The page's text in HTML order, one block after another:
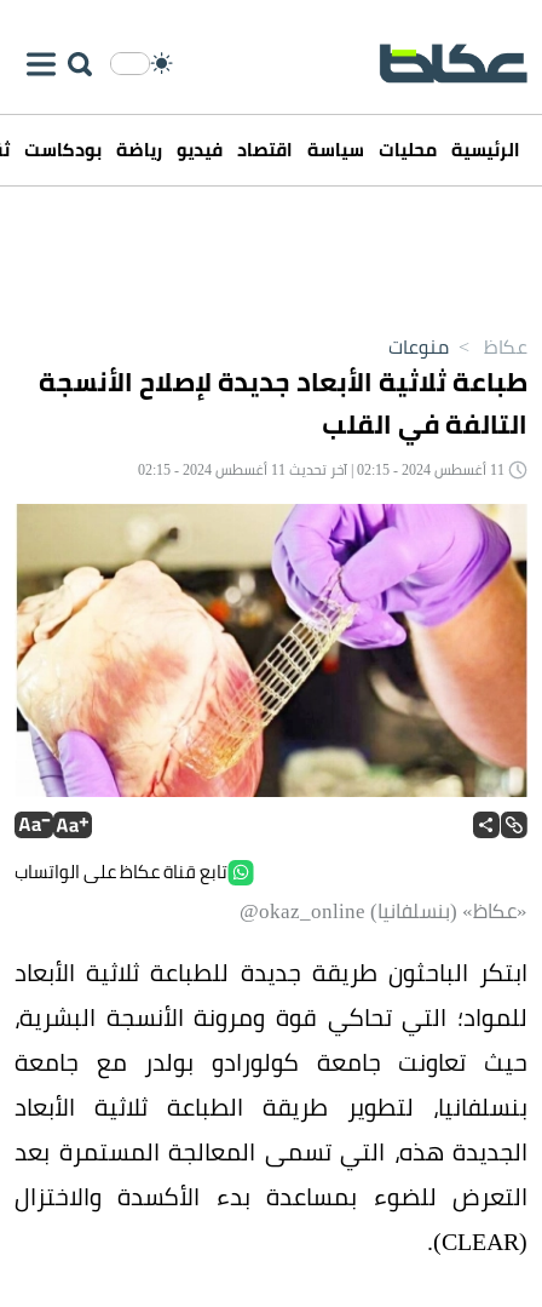
الرئيسية محليات سياسة اقتصاد فيديو رياضة بودكاست
عكاظ > منوعات
طباعة ثلاثية الأبعاد جديدة لإصلاح الأنسجة
التالفة في القلب
تابع قناة عكاظ على الواتساب
«عكاظ» (بنسلفانيا) okaz_online@
ابتكر الباحثون طريقة جديدة للطباعة ثلاثية الأبعاد
للمواد؛ التي تحاكي قوة ومرونة الأنسجة البشرية،
حيث تعاونت جامعة كولورادو بولدر مع جامعة
بنسلفانيا، لتطوير طريقة الطباعة ثلاثية الأبعاد
الجديدة هذه، التي تسمى المعالجة المستمرة بعد
التعرض للضوء بمساعدة بدء الأكسدة والاختزال
(CLEAR).